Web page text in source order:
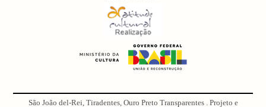
São João del-Rei, Tiradentes, Ouro Preto Transparentes . Projeto e